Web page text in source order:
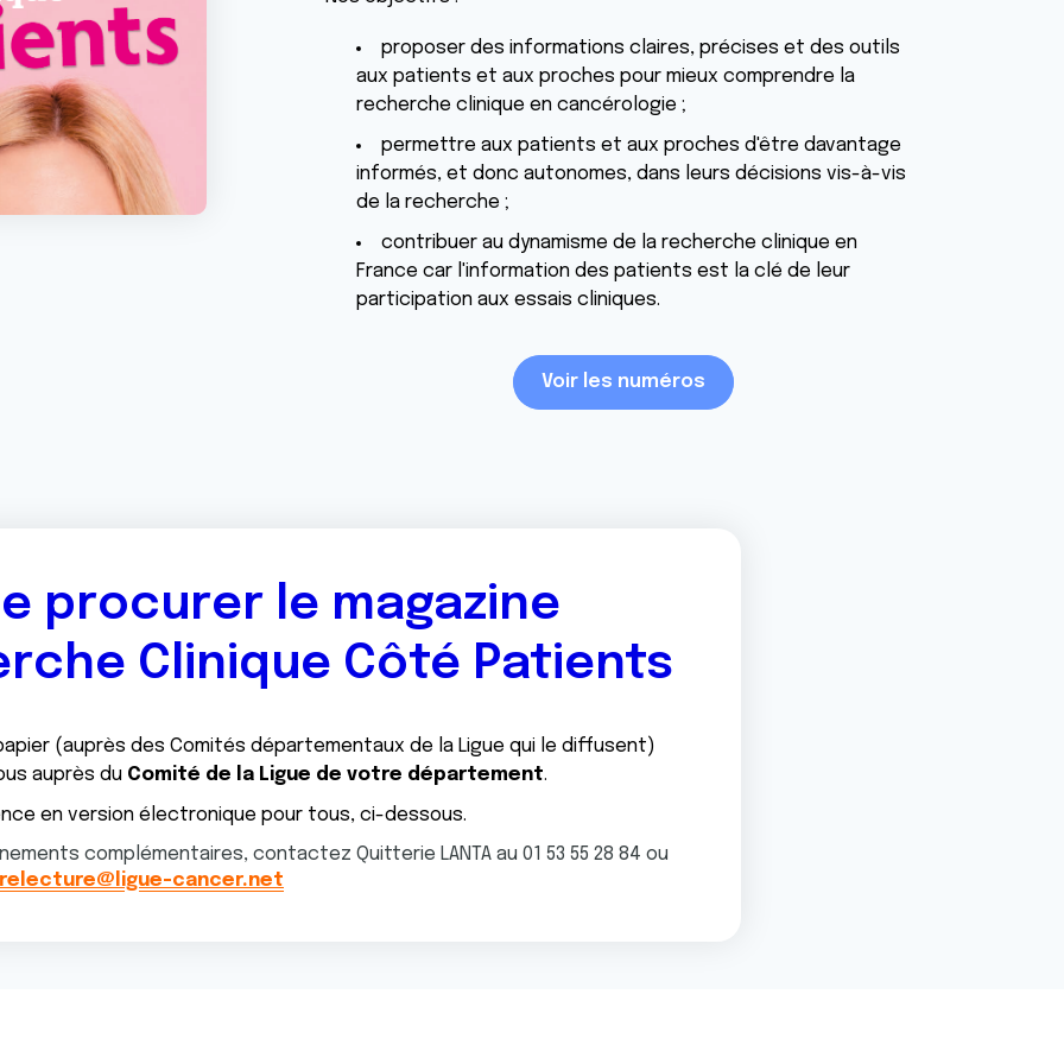
proposer des informations claires, précises et des outils
aux patients et aux proches pour mieux comprendre la
recherche clinique en cancérologie ;
permettre aux patients et aux proches d'être davantage
informés, et donc autonomes, dans leurs décisions vis-à-vis
de la recherche ;
contribuer au dynamisme de la recherche clinique en
France car l'information des patients est la clé de leur
participation aux essais cliniques.
Voir les numéros
procurer le magazine
Clinique Côté Patients
(auprès des Comités départementaux de la Ligue qui le diffusent)
auprès du Comité de la Ligue de votre département.
en version électronique pour tous, ci-dessous.
complémentaires, contactez Quitterie LANTA au 01 53 55 28 84 ou
cancer.net